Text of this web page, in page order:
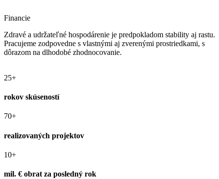
Financie
Zdravé a udržateľné hospodárenie je predpokladom stability aj rastu.
Pracujeme zodpovedne s vlastnými aj zverenými prostriedkami, s
dôrazom na dlhodobé zhodnocovanie.
25+
rokov skúseností
70+
realizovaných projektov
10+
mil. € obrat za posledný rok